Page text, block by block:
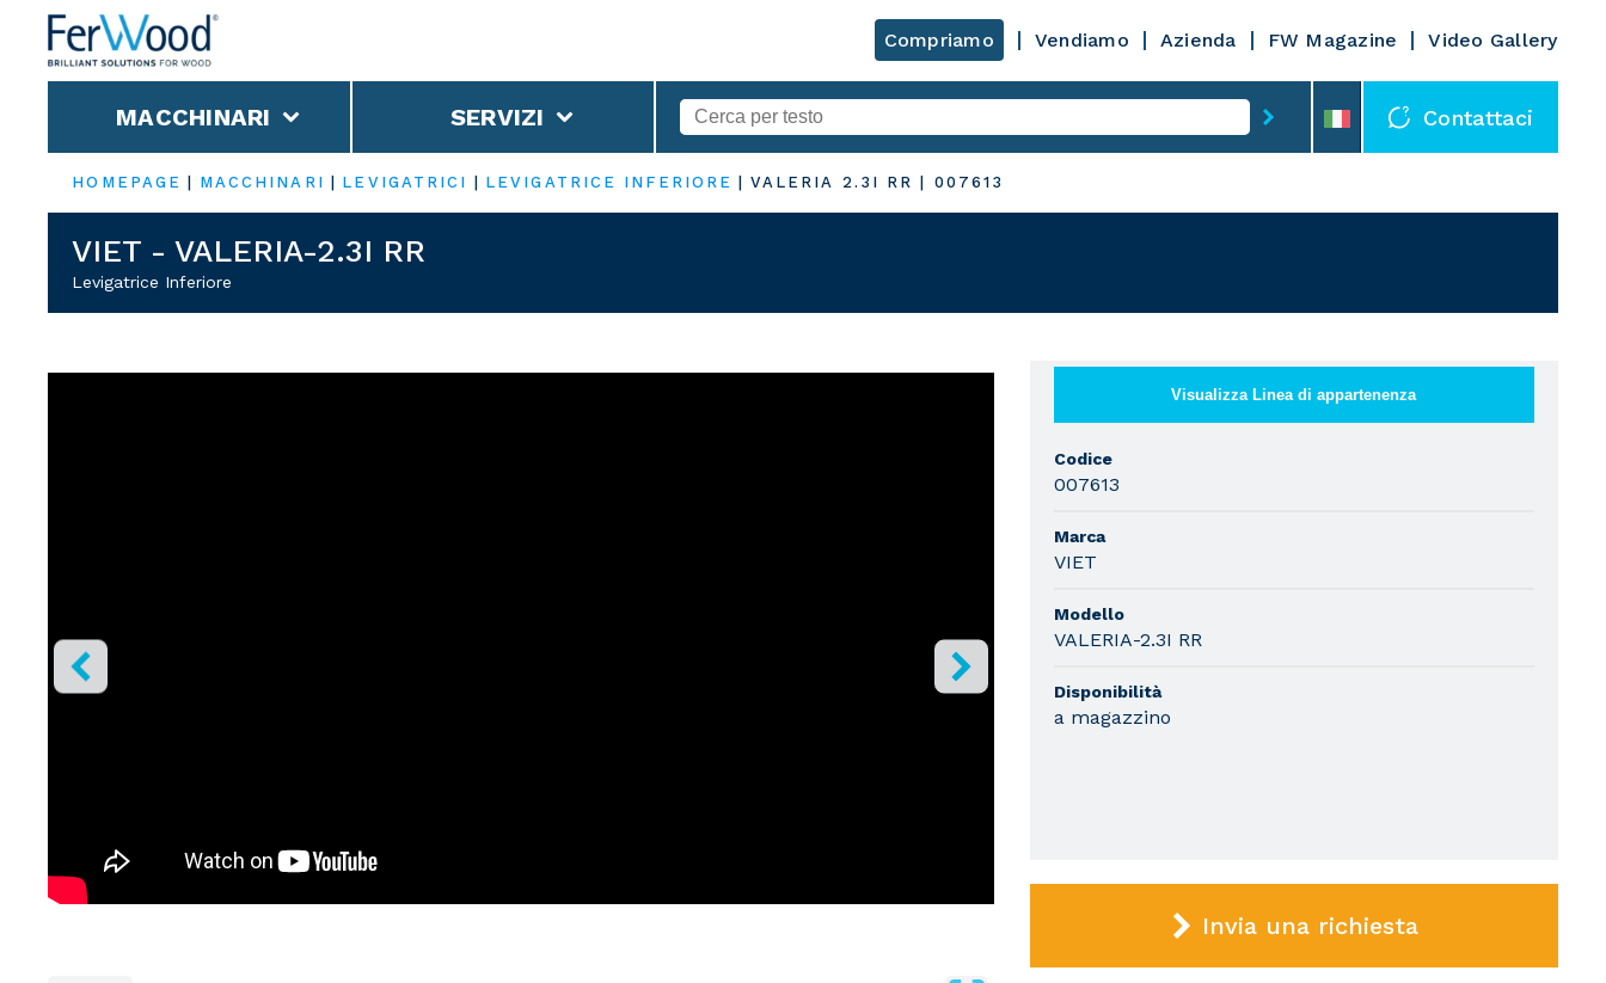
Compriamo Vendiamo Azienda FW Magazine Video Gallery
MACCHINARI SERVIZI Contattaci
HOMEPAGE MACCHINARI LEVIGATRICI LEVIGATRICE INFERIORE VALERIA 2.3I RR 007613
VIET - VALERIA-2.3I RR
Levigatrice Inferiore
Visualizza Linea di appartenenza
Codice
007613
Marca
VIET
Modello
VALERIA-2.3I RR
Disponibilità
a magazzino
Invia una richiesta